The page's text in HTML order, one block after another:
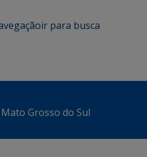
ir para busca
Grosso do Sul